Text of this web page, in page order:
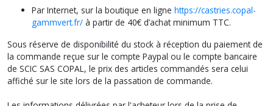
Par Internet, sur la boutique en ligne https://castries.copal-
gammvert.fr/ à partir de 40€ d’achat minimum TTC.
Sous réserve de disponibilité du stock à réception du paiement de
la commande reçue sur le compte Paypal ou le compte bancaire
de SCIC SAS COPAL, le prix des articles commandés sera celui
affiché sur le site lors de la passation de commande.